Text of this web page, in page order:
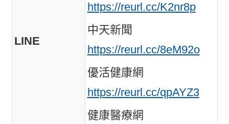
LINE
https://reurl.cc/K2nr8p
中天新聞
https://reurl.cc/8eM92o
優活健康網
https://reurl.cc/qpAYZ3
健康醫療網